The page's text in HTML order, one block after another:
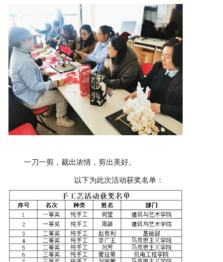
一刀一剪，裁出浓情，剪出美好。
以下为此次活动获奖名单：